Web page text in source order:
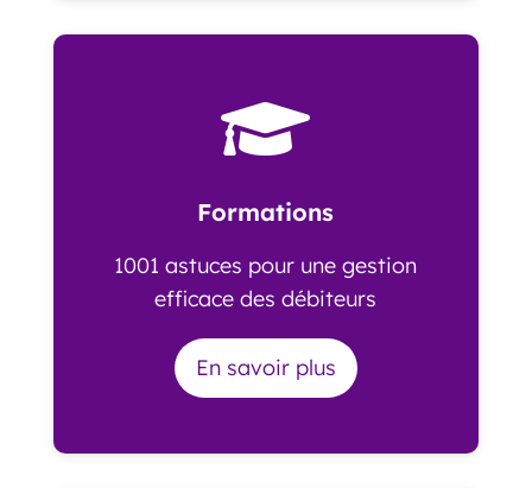

Formations
1001 astuces pour une gestion
efficace des débiteurs
En savoir plus